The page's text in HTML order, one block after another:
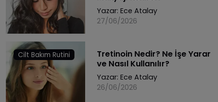
Yazar: Ece Atalay
27/06/2026
Cilt Bakım Rutini
Tretinoin Nedir? Ne İşe Yarar
ve Nasıl Kullanılır?
Yazar: Ece Atalay
26/06/2026